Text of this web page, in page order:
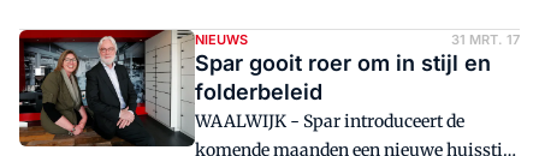
Susanne Kroon lichten een aantal van de
belangrijkste veranderingen toe.
NIEUWS 31 MRT. 17
Spar gooit roer om in stijl en
folderbeleid
WAALWIJK - Spar introduceert de
komende maanden een nieuwe huisstijl.